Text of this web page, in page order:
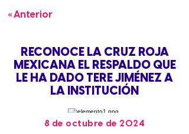
« Anterior
RECONOCE LA CRUZ ROJA
MEXICANA EL RESPALDO QUE
LE HA DADO TERE JIMÉNEZ A
LA INSTITUCIÓN
8 de octubre de 2024